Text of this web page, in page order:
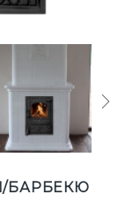
next
БАРБЕКЮ